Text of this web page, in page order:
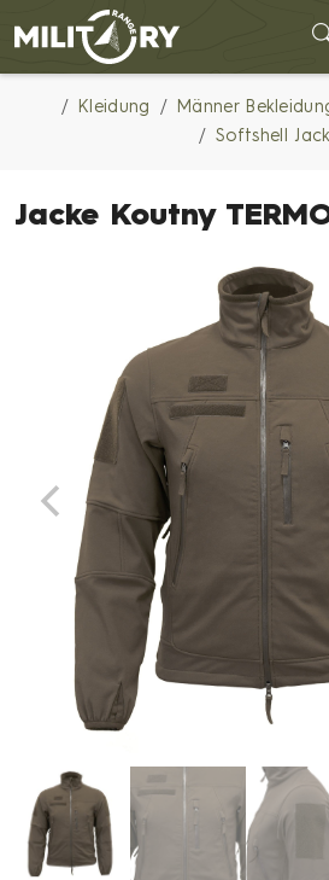
Army shop MILITARY RANGE
Kleidung Männer
Softshell
Jacke Koutny